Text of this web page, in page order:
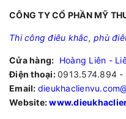
CÔNG TY CỔ PHẦN MỸ
Thi công điêu khắc, phù
Cửa hàng: Hoàng Liên -
Điện thoại:0913.574.894 -
Email:
Website: